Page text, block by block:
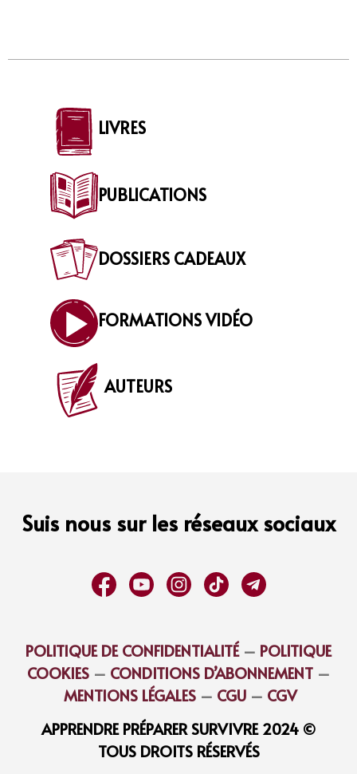
LIVRES
PUBLICATIONS
DOSSIERS CADEAUX
FORMATIONS VIDÉO
AUTEURS
Suis nous sur les réseaux sociaux
POLITIQUE DE CONFIDENTIALITÉ– POLITIQUE
COOKIES – CONDITIONS D’ABONNEMENT –
MENTIONS LÉGALES – CGU – CGV
APPRENDRE PRÉPARER SURVIVRE 2024 ©
TOUS DROITS RÉSERVÉS